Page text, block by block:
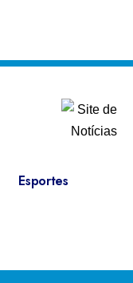
Esportes